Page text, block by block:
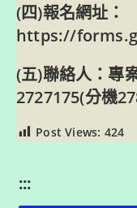
(四)報名網址：
https://
(五)聯絡人：專
2727175(分機
Post Views: 424
:::